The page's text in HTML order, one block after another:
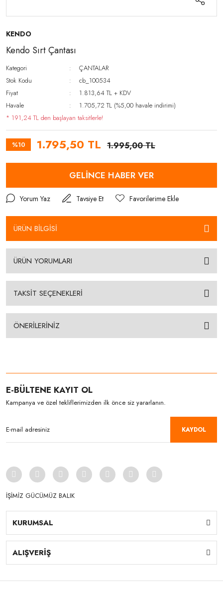
KENDO
Kendo Sırt Çantası
Kategori
ÇANTALAR
Stok Kodu
cb_100534
Fiyat
1.813,64 TL + KDV
Havale
1.705,72 TL (%5,00 havale indirimi)
* 191,24 TL den başlayan taksitlerle!
%10 1.795,50 TL 1.995,00 TL
GELİNCE HABER VER
Yorum Yaz Tavsiye Et
ÜRÜN BİLGİSİ
ÜRÜN YORUMLARI
TAKSİT SEÇENEKLERİ
ÖNERİLERİNİZ
E-BÜLTENE KAYIT OL
Kampanya ve özel tekliflerimizden ilk önce siz yararlanın.
KAYDOL
İŞİMİZ GÜCÜMÜZ BALIK
KURUMSAL
ALIŞVERİŞ